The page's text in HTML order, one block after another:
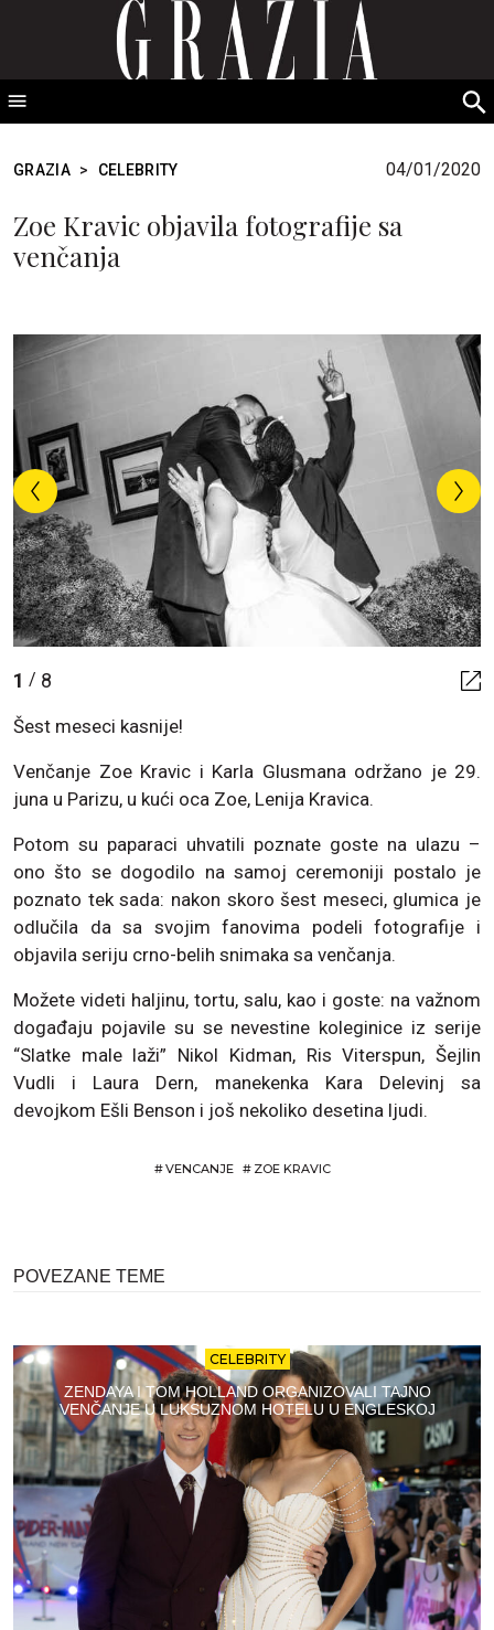
GRAZIA Srbija
GRAZIA > CELEBRITY 04/01/2020
Zoe Kravic objavila fotografije sa
venčanja
1 / 8
Šest meseci kasnije!
Venčanje Zoe Kravic i Karla Glusmana održano je 29.
juna u Parizu, u kući oca Zoe, Lenija Kravica.
Potom su paparaci uhvatili poznate goste na ulazu –
ono što se dogodilo na samoj ceremoniji postalo je
poznato tek sada: nakon skoro šest meseci, glumica je
odlučila da sa svojim fanovima podeli fotografije i
objavila seriju crno-belih snimaka sa venčanja.
Možete videti haljinu, tortu, salu, kao i goste: na važnom
događaju pojavile su se nevestine koleginice iz serije
“Slatke male laži” Nikol Kidman, Ris Viterspun, Šejlin
Vudli i Laura Dern, manekenka Kara Delevinj sa
devojkom Ešli Benson i još nekoliko desetina ljudi.
#VENCANJE # ZOE KRAVIC
POVEZANE TEME
CELEBRITY
ZENDAYA I TOM HOLLAND ORGANIZOVALI TAJNO
VENČANJE U LUKSUZNOM HOTELU U ENGLESKOJ